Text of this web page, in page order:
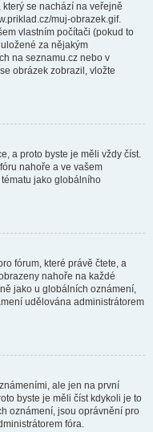
se nachází na veřejně
muj-obrazek.gif.
vlastním počítači (pokud to
za nějakým
na seznamu.cz nebo v
obrázek zobrazil, vložte
a proto byste je měli vždy číst.
nahoře a ve vašem
jako globálního
fórum, které právě čtete, a
nahoře na každé
jako u globálních oznámení,
udělována administrátorem
ale jen na první
byste je měli číst kdykoli je to
oznámení, jsou oprávnění pro
fóra.